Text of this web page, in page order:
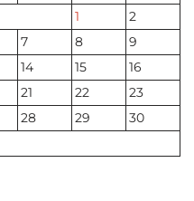
1
2
7 8
9
14 15
16
21 22
23
28 29
30